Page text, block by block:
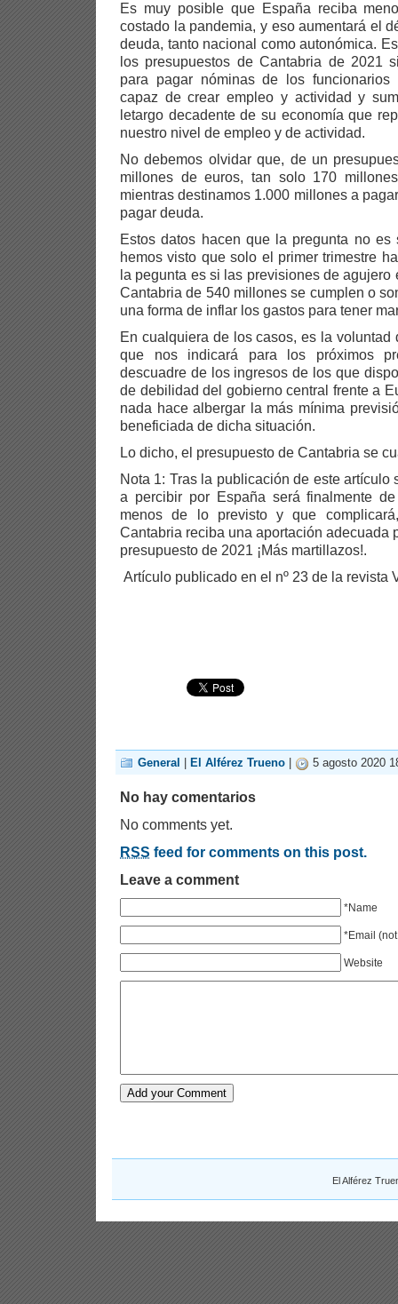
Es muy posible que España reciba
costado la pandemia, y eso aumentará el
deuda, tanto nacional como autonómica.
los presupuestos de Cantabria de 2021
para pagar nóminas de los
capaz de crear empleo y actividad y
letargo decadente de su economía que
nuestro nivel de empleo y de actividad.
No debemos olvidar que, de un
millones de euros, tan solo 170
mientras destinamos 1.000 millones a
pagar deuda.
Estos datos hacen que la pregunta no
hemos visto que solo el primer trimestre
la pegunta es si las previsiones de
Cantabria de 540 millones se cumplen o
una forma de inflar los gastos para tener
En cualquiera de los casos, es la
que nos indicará para los próximos
descuadre de los ingresos de los que
de debilidad del gobierno central frente a
nada hace albergar la más mínima
beneficiada de dicha situación.
Lo dicho, el presupuesto de Cantabria se
Nota 1: Tras la publicación de este artículo
a percibir por España será finalmente
menos de lo previsto y que
Cantabria reciba una aportación adecuada
presupuesto de 2021 ¡Más martillazos!.
Artículo publicado en el nº 23 de la revista
General El Alférez Trueno 5 agosto 2020
No hay comentarios
No comments yet.
RSS feed for comments on this post.
Leave a comment
*Name
*Email
Website
El Alférez